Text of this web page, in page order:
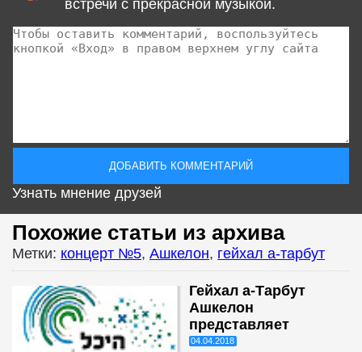
встречи с прекрасной музыкой.
Узнать мнение друзей
Похожие статьи из архива
Метки: концерт №5, Ашкелон, гейхал а-тарбут
Гейхал а-Тарбут
Ашкелон
представляет
04.04.2018